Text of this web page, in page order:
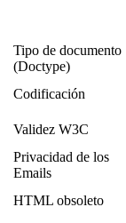
Tipo de documento
(Doctype)
Codificación
Validez W3C
Privacidad de los
Emails
HTML obsoleto